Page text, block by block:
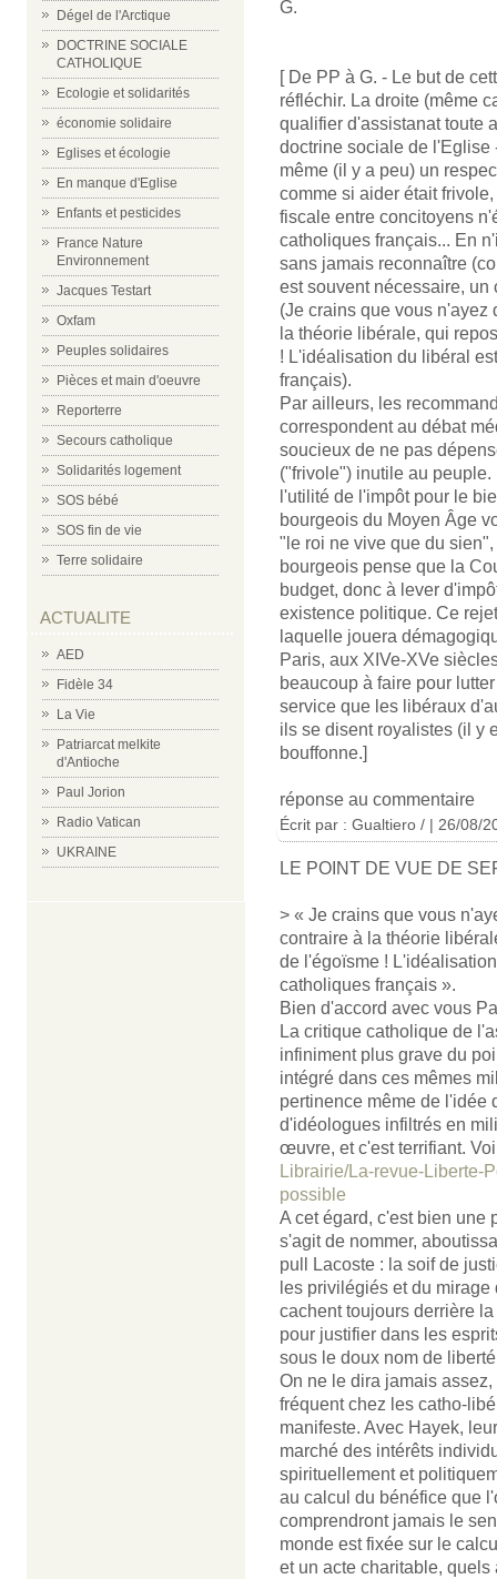
Dégel de l'Arctique
DOCTRINE SOCIALE
CATHOLIQUE
Ecologie et solidarités
économie solidaire
Eglises et écologie
En manque d'Eglise
Enfants et pesticides
France Nature
Environnement
Jacques Testart
Oxfam
Peuples solidaires
Pièces et main d'oeuvre
Reporterre
Secours catholique
Solidarités logement
SOS bébé
SOS fin de vie
Terre solidaire
ACTUALITE
AED
Fidèle 34
La Vie
Patriarcat melkite
d'Antioche
Paul Jorion
Radio Vatican
UKRAINE
G.
[ De PP à G. - Le but de
réfléchir. La droite (même
qualifier d'assistanat toute
doctrine sociale de l'Eglise
même (il y a peu) un
comme si aider était
fiscale entre concitoyens
catholiques français... En
sans jamais reconnaître
est souvent nécessaire,
(Je crains que vous n'ayez
la théorie libérale, qui
! L'idéalisation du libéral
français).
Par ailleurs, les
correspondent au débat
soucieux de ne pas
("frivole") inutile au
l'utilité de l'impôt pour le
bourgeois du Moyen Âge
"le roi ne vive que du
bourgeois pense que la
budget, donc à lever
existence politique. Ce
laquelle jouera
Paris, aux XIVe-XVe
beaucoup à faire pour
service que les libéraux
ils se disent royalistes (il y
bouffonne.]
réponse au commentaire
Écrit par : Gualtiero / | 26/08/
LE POINT DE VUE DE
> « Je crains que vous
contraire à la théorie
de l'égoïsme !
catholiques français ».
Bien d'accord avec vous
La critique catholique de
infiniment plus grave du
intégré dans ces mêmes
pertinence même de l'idée
d'idéologues infiltrés en
œuvre, et c'est terrifiant.
Librairie/La-revue-Liberte-
possible
A cet égard, c'est bien une
s'agit de nommer,
pull Lacoste : la soif de
les privilégiés et du
cachent toujours derrière
pour justifier dans les
sous le doux nom de
On ne le dira jamais
fréquent chez les catho-
manifeste. Avec Hayek,
marché des intérêts
spirituellement et
au calcul du bénéfice que
comprendront jamais le
monde est fixée sur le
et un acte charitable,